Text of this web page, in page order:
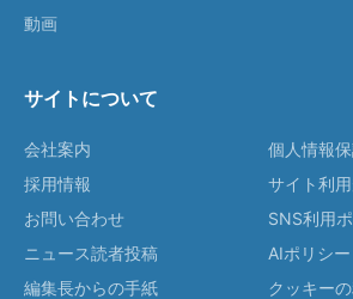
動画
サイトについて
会社案内
採用情報
お問い合わせ
ニュース読者投稿
編集長からの手紙
個人情報
サイト利
SNS利用
AIポリシー
クッキー